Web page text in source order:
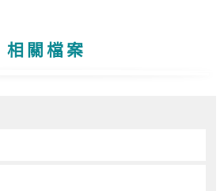
相關檔案